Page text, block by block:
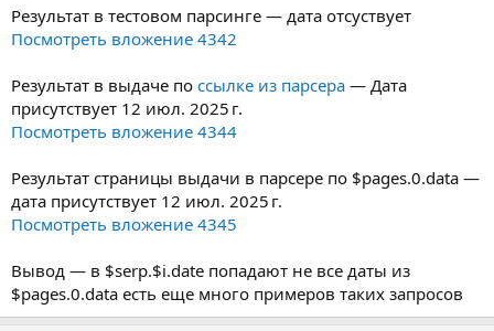
Результат в тестовом парсинге — дата отсуствует
Посмотреть вложение 4342
Результат в выдаче по ссылке из парсера — Дата
присутствует 12 июл. 2025 г.
Посмотреть вложение 4344
Результат страницы выдачи в парсере по $pages.0.data —
дата присутствует 12 июл. 2025 г.
Посмотреть вложение 4345
Вывод — в $serp.$i.date попадают не все даты из
$pages.0.data есть еще много примеров таких запросов